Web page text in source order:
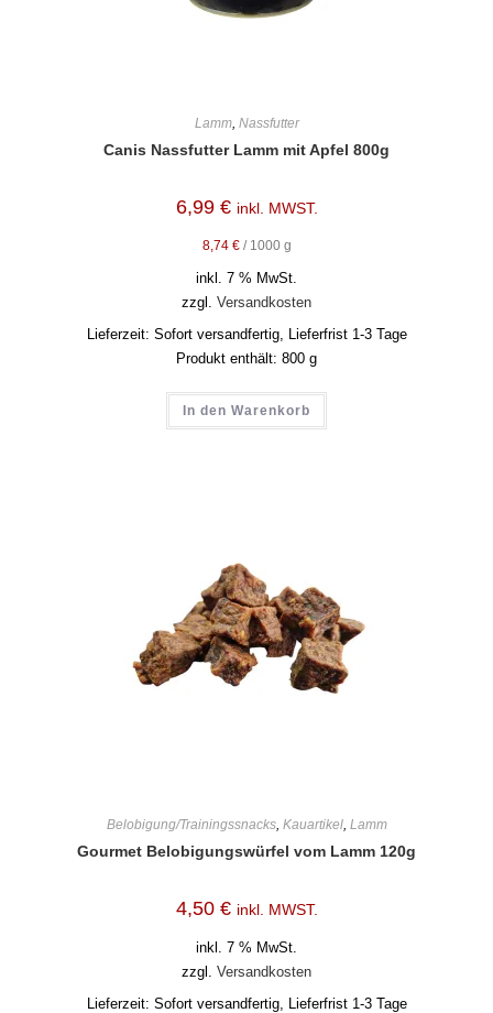
Lamm, Nassfutter
Canis Nassfutter Lamm mit Apfel 800g
6,99 € inkl. MWST.
8,74 €/ 1000 g
inkl. 7 % MwSt.
zzgl. Versandkosten
Lieferzeit: Sofort versandfertig, Lieferfrist 1-3 Tage
Produkt enthält: 800 g
In den Warenkorb
Belobigung/Trainingssnacks, Kauartikel, Lamm
Gourmet Belobigungswürfel vom Lamm 120g
4,50 € inkl. MWST.
inkl. 7 % MwSt.
zzgl. Versandkosten
Lieferzeit: Sofort versandfertig, Lieferfrist 1-3 Tage